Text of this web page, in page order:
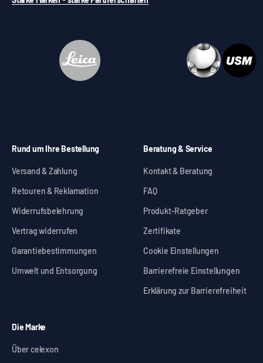
Rund um Ihre Bestellung
Versand & Zahlung
Retouren & Reklamation
Widerrufsbelehrung
Vertrag widerrufen
Garantiebestimmungen
Umwelt und Entsorgung
Beratung & Service
Kontakt & Beratung
FAQ
Produkt-Ratgeber
Zertifikate
Cookie Einstellungen
Barrierefreie Einstellungen
Erklärung zur Barrierefreiheit
Die Marke
Über celexon